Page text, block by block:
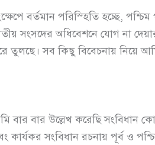
বর্তমান পরিস্হিতি হচ্ছে,
সংসদের অধিবেশনে যোগ না
তুলছে। সব কিছু বিবেচনায় নিয়ে
বার বার উল্লেখ করেছি সংবিধান
কার্যকর সংবিধান রচনায় পূর্ব ও